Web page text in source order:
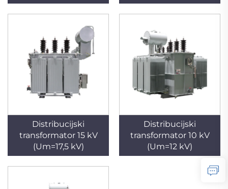
Distribucijski
transformator 15 kV
(Um=17,5 kV)
Distribucijski
transformator 10 kV
(Um=12 kV)